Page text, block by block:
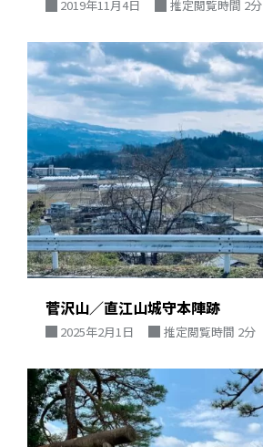
2019年11月4日 推定閲覧時間 2分
菅沢山／直江山城守本陣跡
2025年2月1日 推定閲覧時間 2分